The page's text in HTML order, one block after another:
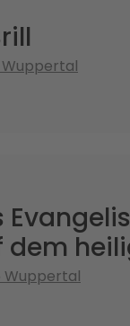
Wuppertal
Wuppertal